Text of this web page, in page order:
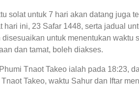
solat untuk 7 hari akan datang juga
hari ini, 23 Safar 1448, serta jadual
untuk menentukan
dan tamat, boleh diakses.
Tnaot Takeo ialah pada 18:23,
Takeo, waktu Sahur dan Iftar